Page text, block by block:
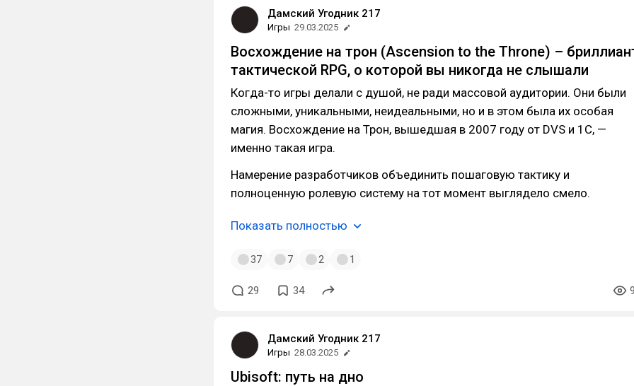
Дамский Угодник 217
Игры 29.03.2025
Восхождение на трон (Ascension to the Throne) –
тактической RPG, о которой вы никогда не слышали
Когда-то игры делали с душой, не ради массовой аудитории. Они были
сложными, уникальными, неидеальными, но и в этом была их особая
магия. Восхождение на Трон, вышедшая в 2007 году от DVS и 1С, —
именно такая игра.
Намерение разработчиков объединить пошаговую тактику и
полноценную ролевую систему на тот момент выглядело смело.
Показать полностью
37 7 2 1
29 34
Дамский Угодник 217
Игры 28.03.2025
Ubisoft: путь на дно